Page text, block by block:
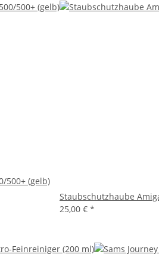
500+ (gelb)
Staubschutzhaube
25,00 € *